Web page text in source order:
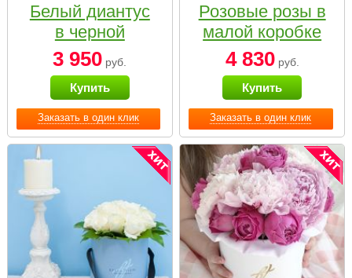
Заказать в один клик
Белый диантус
в черной
коробке Small
3 950 руб.
Купить
Заказать в один клик
Розовые розы в
малой коробке
4 830руб.
Купить